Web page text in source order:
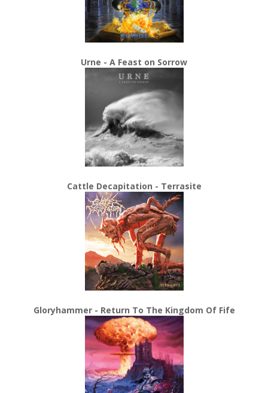
Urne - A Feast on Sorrow
Cattle Decapitation - Terrasite
Gloryhammer - Return To The Kingdom Of Fife